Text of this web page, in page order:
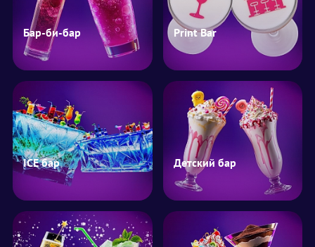
Бар-би-бар Print Bar
ICE бар Детский бар